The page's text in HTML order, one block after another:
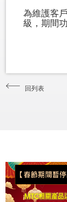
為維護客
級，期間
回列表